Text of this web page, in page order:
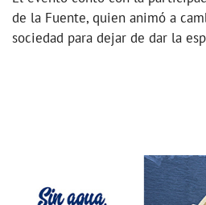
de la Fuente, quien animó a
sociedad para dejar de dar la